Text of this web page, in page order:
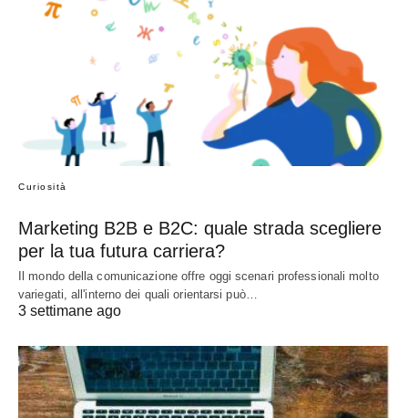
Curiosità
Marketing B2B e B2C: quale strada scegliere
per la tua futura carriera?
Il mondo della comunicazione offre oggi scenari professionali molto
variegati, all'interno dei quali orientarsi può…
3 settimane ago